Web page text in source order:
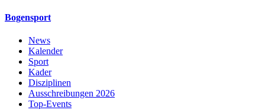
Bogensport
News
Kalender
Sport
Kader
Disziplinen
Ausschreibungen 2026
Top-Events